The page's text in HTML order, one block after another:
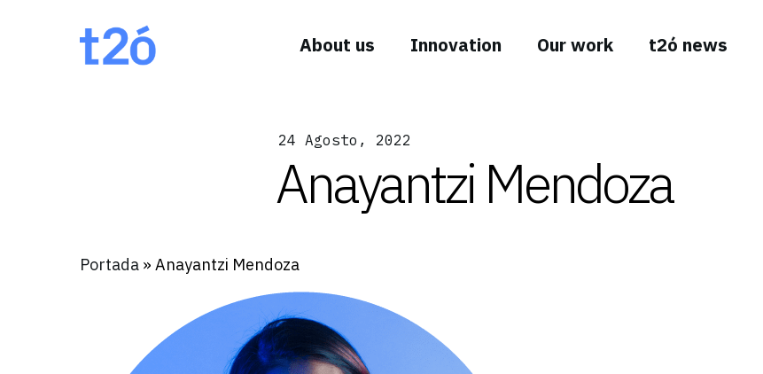
Hit enter to search or ESC to close
About us Innovation Our work t2ó news
24 Agosto, 2022
Anayantzi Mendoza
Portada » Anayantzi Mendoza